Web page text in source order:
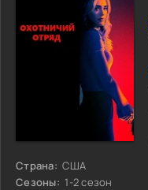
Страна: США
Сезоны: 1-2 сезон